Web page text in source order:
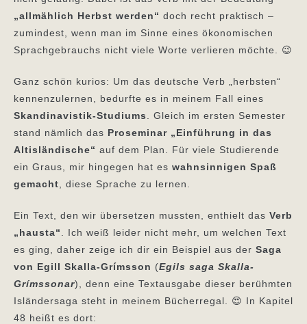
„allmählich Herbst werden“ doch recht praktisch –
zumindest, wenn man im Sinne eines ökonomischen
Sprachgebrauchs nicht viele Worte verlieren möchte. 😉
Ganz schön kurios: Um das deutsche Verb „herbsten“
kennenzulernen, bedurfte es in meinem Fall eines
Skandinavistik-Studiums. Gleich im ersten Semester
stand nämlich das Proseminar „Einführung in das
Altisländische“ auf dem Plan. Für viele Studierende
ein Graus, mir hingegen hat es wahnsinnigen Spaß
gemacht, diese Sprache zu lernen.
Ein Text, den wir übersetzen mussten, enthielt das Verb
„hausta“. Ich weiß leider nicht mehr, um welchen Text
es ging, daher zeige ich dir ein Beispiel aus der Saga
von Egill Skalla-Grímsson (Egils saga Skalla-
Grímssonar), denn eine Textausgabe dieser berühmten
Isländersaga steht in meinem Bücherregal. 😍 In Kapitel
48 heißt es dort: